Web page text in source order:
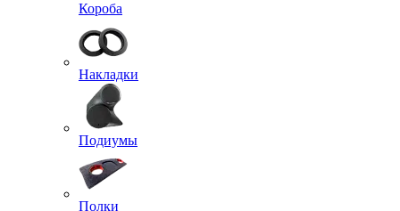
Короба
Накладки
Подиумы
Полки